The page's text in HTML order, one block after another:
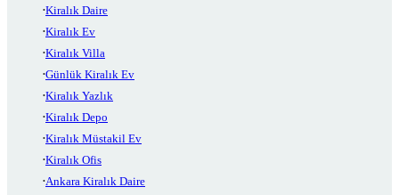
Kiralık Daire
Kiralık Ev
Kiralık Villa
Günlük Kiralık Ev
Kiralık Yazlık
Kiralık Depo
Kiralık Müstakil Ev
Kiralık Ofis
Ankara Kiralık Daire